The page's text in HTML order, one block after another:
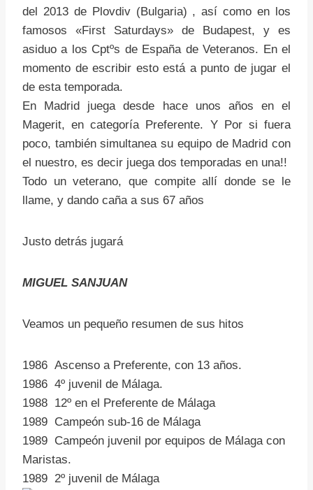
del 2013 de Plovdiv (Bulgaria) , así como en los
famosos «First Saturdays» de Budapest, y es
asiduo a los Cptºs de España de Veteranos. En el
momento de escribir esto está a punto de jugar el
de esta temporada.
En Madrid juega desde hace unos años en el
Magerit, en categoría Preferente. Y Por si fuera
poco, también simultanea su equipo de Madrid con
el nuestro, es decir juega dos temporadas en una!!
Todo un veterano, que compite allí donde se le
llame, y dando caña a sus 67 años
Justo detrás jugará
MIGUEL SANJUAN
Veamos un pequeño resumen de sus hitos
1986 Ascenso a Preferente, con 13 años.
1986 4º juvenil de Málaga.
1988 12º en el Preferente de Málaga
1989 Campeón sub-16 de Málaga
1989 Campeón juvenil por equipos de Málaga con
Maristas.
1989 2º juvenil de Málaga